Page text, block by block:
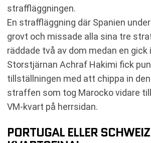
straffläggningen.
En straffläggning där Spanien
grovt och missade alla sina tre
räddade två av dom medan en gick
Storstjärnan Achraf Hakimi fick
tillställningen med att chippa in
straffen som tog Marocko vidare
VM-kvart på herrsidan.
PORTUGAL ELLER